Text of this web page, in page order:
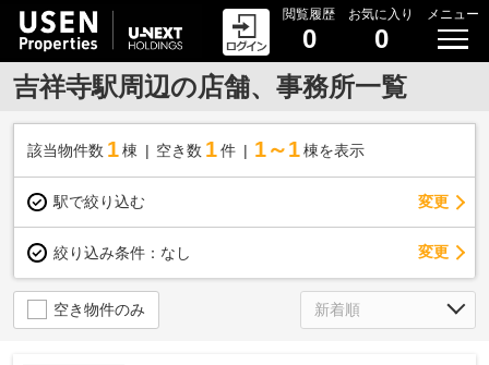
閲覧履歴
0
お気に入り
0
メニュー
吉祥寺駅周辺の店舗、事務所一覧
該当物件数 1棟 空き数 1 件 1～1 棟を表示
駅で絞り込む 変更
絞り込み条件： なし 変更
空き物件のみ